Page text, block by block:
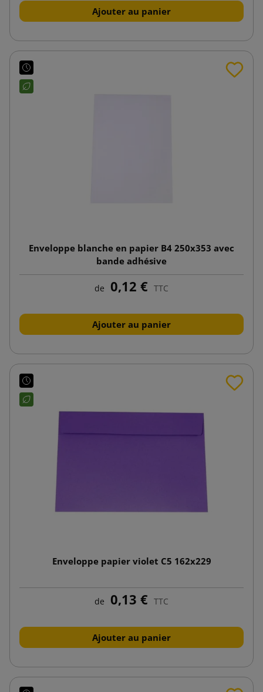
Ajouter au panier
Enveloppe blanche en papier B4 250x353 avec
bande adhésive
de 0,12 € TTC
Ajouter au panier
Enveloppe papier violet C5 162x229
de 0,13 € TTC
Ajouter au panier